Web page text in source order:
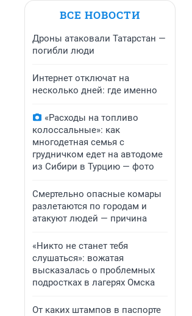
ВСЕ НОВОСТИ
Дроны атаковали Татарстан —
погибли люди
Интернет отключат на
несколько дней: где именно
«Расходы на топливо
колоссальные»: как
многодетная семья с
грудничком едет на автодоме
из Сибири в Турцию — фото
Смертельно опасные комары
разлетаются по городам и
атакуют людей — причина
«Никто не станет тебя
слушаться»: вожатая
высказалась о проблемных
подростках в лагерях Омска
От каких штампов в паспорте